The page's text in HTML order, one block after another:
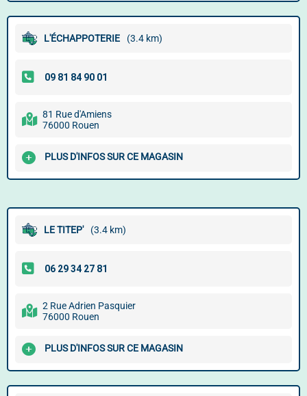
L'ÉCHAPPOTERIE (3.4 km)
81 Rue d'Amiens
76000 Rouen
PLUS D'INFOS SUR CE MAGASIN
LE TITEP' (3.4 km)
2 Rue Adrien Pasquier
76000 Rouen
PLUS D'INFOS SUR CE MAGASIN